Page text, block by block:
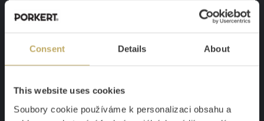
Consent Details About
This website uses cookies
Soubory cookie používáme k personalizaci obsahu a